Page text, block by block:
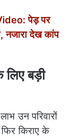
पेड़ पर
नजारा देख कांप
बड़ी
उन परिवारों
फिर किराए के